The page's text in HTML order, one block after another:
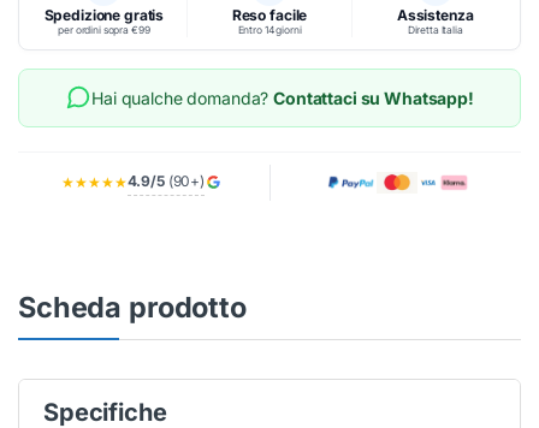
Spedizione gratis
per ordini sopra €99
Reso facile
Entro 14 giorni
Assistenza
Diretta Italia
Hai qualche domanda?Contattaci su Whatsapp!
★★★★★4.9/5(90+)
Scheda prodotto
Specifiche